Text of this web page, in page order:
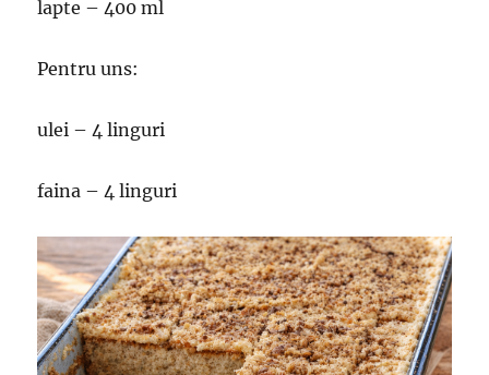
lapte – 400 ml
Pentru uns:
ulei – 4 linguri
faina – 4 linguri